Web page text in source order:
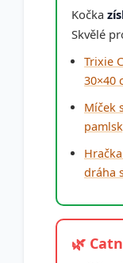
Kočka
Skvělé
Trixie
30×40
Míček
dráha
🌿